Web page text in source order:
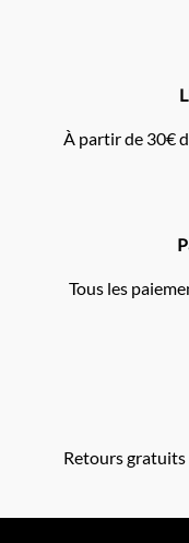
À partir de 30€
Tous les
Retours